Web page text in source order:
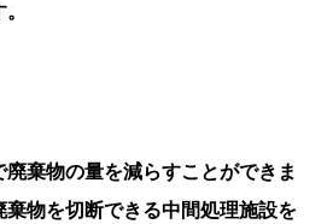
棄物の量を減らすことができま
物を切断できる中間処理施設を